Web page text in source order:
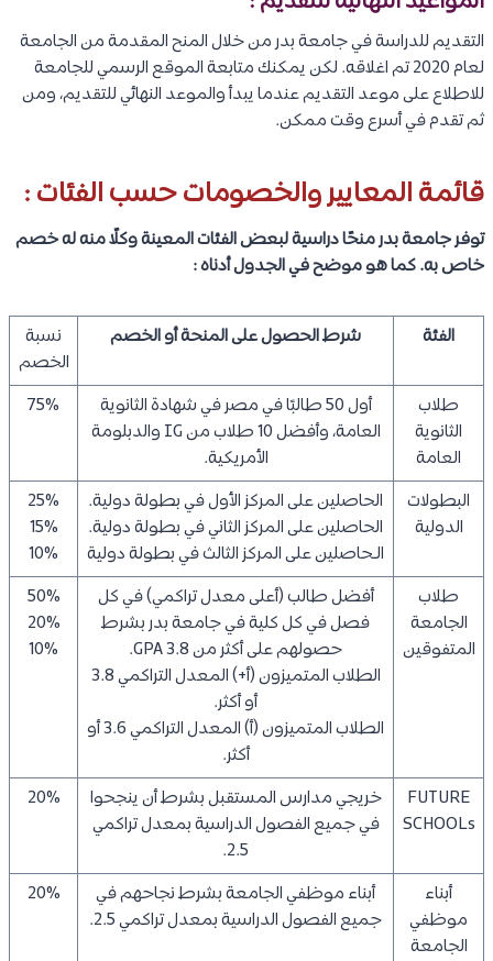
التقديم للدراسة في جامعة بدر من خلال المنح المقدمة من الجامعة
لعام 2020 تم اغلاقه. لكن يمكنك متابعة الموقع الرسمي للجامعة
للاطلاع على موعد التقديم عندما يبدأ والموعد النهائي للتقديم، ومن
ثم تقدم في أسرع وقت ممكن.
قائمة المعايير والخصومات حسب الفئات :
توفر جامعة بدر منحًا دراسية لبعض الفئات المعينة وكلًا منه له خصم
خاص به. كما هو موضح في الجدول أدناه :
الفئة شرط الحصول على المنحة أو الخصم
نسبة
الخصم
طلاب
الثانوية
العامة
أول 50 طالبًا في مصر في شهادة الثانوية
العامة، وأفضل 10 طلاب من IG والدبلومة
الأمريكية.
75%
البطولات
الدولية
الحاصلين على المركز الأول في بطولة دولية.
الحاصلين على المركز الثاني في بطولة دولية.
الـحاصلين على المركز الثالث في بطولة دولية
25%
15%
10%
طلاب
الجامعة
المتفوقين
أفضل طالب (أعلى معدل تراكمي) في كل
فصل في كل كلية في جامعة بدر بشرط
حصولهم على أكثر من 3.8 GPA.
الطلاب المتميزون (أ+) المعدل التراكمي 3.8
أو أكثر.
الطلاب المتميزون (أ) المعدل التراكمي 3.6 أو
أكثر.
50%
20%
10%
FUTURE
SCHOOLs
خريجي مدارس المستقبل بشرط أن ينجحوا
في جميع الفصول الدراسية بمعدل تراكمي
2.5.
20%
أبناء
موظفي
الجامعة
أبناء موظفي الجامعة بشرط نجاحهم في
جميع الفصول الدراسية بمعدل تراكمي 2.5.
20%